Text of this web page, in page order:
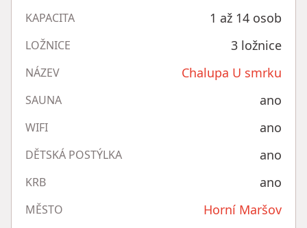
KAPACITA 1 až 14 osob
LOŽNICE 3 ložnice
NÁZEV Chalupa U smrku
SAUNA ano
WIFI ano
DĚTSKÁ POSTÝLKA ano
KRB ano
MĚSTO Horní Maršov